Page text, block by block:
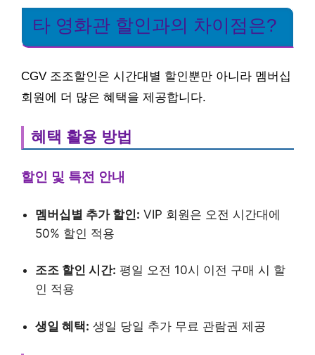
타 영화관 할인과의 차이점은?
CGV 조조할인은 시간대별 할인뿐만 아니라 멤버십
회원에 더 많은 혜택을 제공합니다.
혜택 활용 방법
할인 및 특전 안내
멤버십별 추가 할인: VIP 회원은 오전 시간대에
50% 할인 적용
조조 할인 시간: 평일 오전 10시 이전 구매 시 할
인 적용
생일 혜택: 생일 당일 추가 무료 관람권 제공